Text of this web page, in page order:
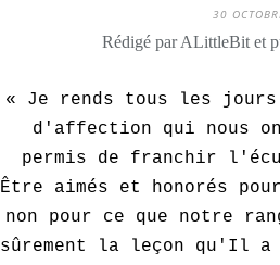
30
Rédigé par ALittleBit et
« Je rends tous les
d'affection qui nous
permis de franchir
Être aimés et honorés
non pour ce que notre
sûrement la leçon qu'Il a